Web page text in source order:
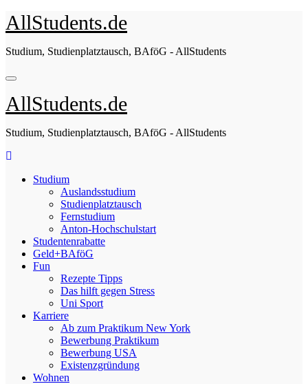
Zum
Inhalt
AllStudents.de
Studium, Studienplatztausch, BAföG - AllStudents
AllStudents.de
Studium, Studienplatztausch, BAföG - AllStudents
Studium
Auslandsstudium
Studienplatztausch
Fernstudium
Anton-Hochschulstart
Studentenrabatte
Geld+BAföG
Fun
Rezepte Tipps
Das hilft gegen Stress
Uni Sport
Karriere
Ab zum Praktikum New York
Bewerbung Praktikum
Bewerbung USA
Existenzgründung
Wohnen